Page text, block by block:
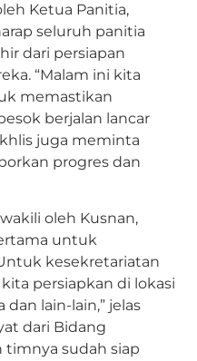
Ketua Panitia,
seluruh panitia
dari persiapan
“Malam ini kita
memastikan
berjalan lancar
juga meminta
progres dan
oleh Kusnan,
untuk
kesekretariatan
persiapkan di lokasi
lain-lain,” jelas
dari Bidang
timnya sudah siap